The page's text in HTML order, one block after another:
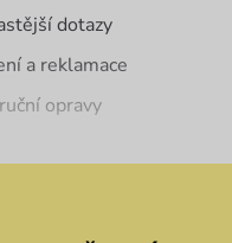
dotazy
a reklamace
opravy